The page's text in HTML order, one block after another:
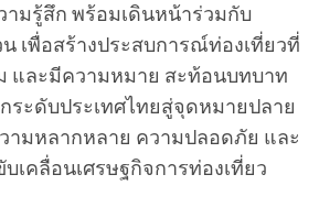
มรู้สึก พร้อมเดินหน้าร่วมกับ
เพื่อสร้างประสบการณ์ท่องเที่ยวที่
และมีความหมาย สะท้อนบทบาท
ระดับประเทศไทยสู่จุดหมายปลาย
มหลากหลาย ความปลอดภัย และ
เคลื่อนเศรษฐกิจการท่องเที่ยว